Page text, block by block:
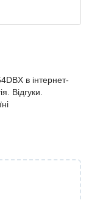
в інтернет-
Відгуки.